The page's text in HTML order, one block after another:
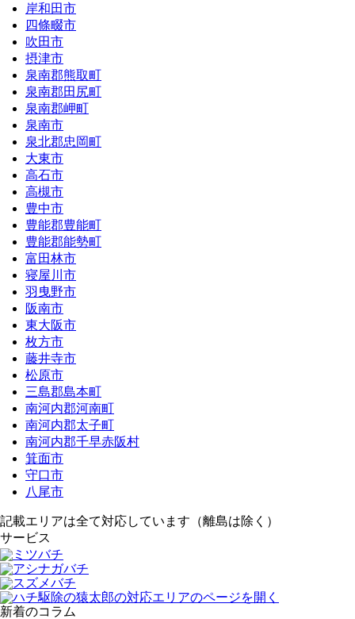
岸和田市
四條畷市
吹田市
摂津市
泉南郡熊取町
泉南郡田尻町
泉南郡岬町
泉南市
泉北郡忠岡町
大東市
高石市
高槻市
豊中市
豊能郡豊能町
豊能郡能勢町
富田林市
寝屋川市
羽曳野市
阪南市
東大阪市
枚方市
藤井寺市
松原市
三島郡島本町
南河内郡河南町
南河内郡太子町
南河内郡千早赤阪村
箕面市
守口市
八尾市
記載エリアは全て対応しています（離島は除く）
サービス
新着のコラム